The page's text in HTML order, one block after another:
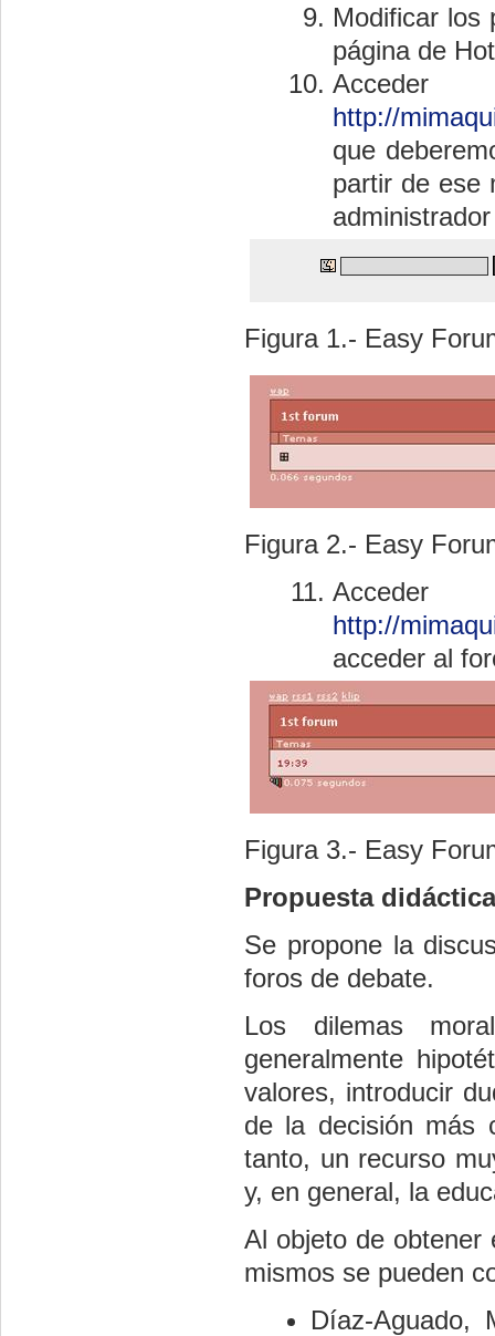
Modificar los
página de
http://
que
partir de ese
Figura 1.- Easy
Figura 2.- Easy
http://
acceder al
Figura 3.- Easy
Propuesta
Se propone la
foros de debate.
Los dilemas
generalmente
valores, introducir
de la decisión más
tanto, un recurso
y, en general, la
Al objeto de obtener
mismos se pueden
Díaz-Aguado,